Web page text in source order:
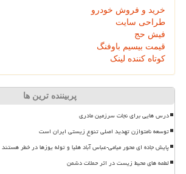
خرید و فروش خودرو
طراحی سایت
فیش حج
قیمت بیسیم باوفنگ
کوتاه کننده لینک
پربیننده ترین ها
درس هایی برای نجات سرزمین مادری
توسعه نامتوازن تهدید اصلی تنوع زیستی ایران است
پایش جاده ای محور میامی-عباس آباد هلیا و توله یوزها در خطر هستند
لطمه های محیط زیست در اثر حملات دشمن